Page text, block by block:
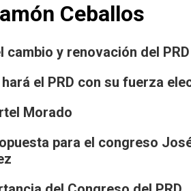
Ceballos
cambio y renovación del PRD
hará el PRD con su fuerza
Morado
para el congreso